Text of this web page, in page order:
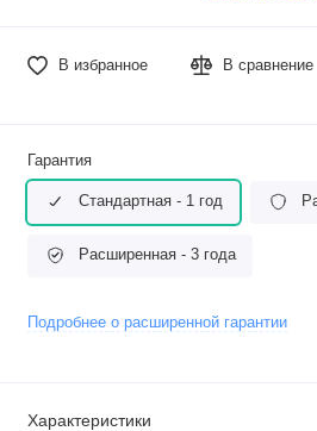
В избранное В сравнение
Гарантия
Стандартная - 1 год
Расширенная - 3 года
Подробнее о расширенной гарантии
Характеристики